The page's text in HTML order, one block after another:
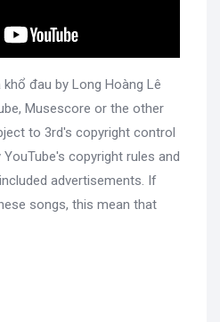
đau by Long Hoàng Lê
Musescore or the other
to 3rd's copyright control
copyright rules and
advertisements. If
songs, this mean that